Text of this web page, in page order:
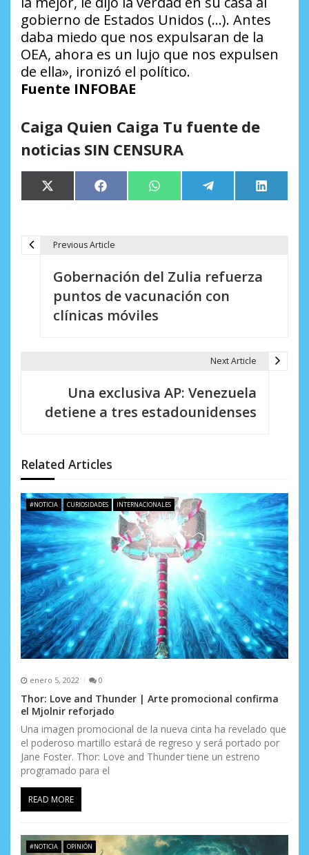
gobierno de Estados Unidos (…). Antes
daba miedo que nos expulsaran de la
OEA, ahora es un lujo que nos expulsen
de ella», ironizó el político.
Fuente INFOBAE
Caiga Quien Caiga Tu fuente de
noticias SIN CENSURA
Compartir
en
X
(Twitter)
Compartir
en
Facebook Compartir
en
WhatsApp Compartir
en
Telegram
en
LinkedIn
ó
n
d
e
e
n
t
r
a
d
a
s
Previous Article
Gobernación del Zulia refuerza
puntos de vacunación con
clínicas móviles
Next Article
Una exclusiva AP: Venezuela
detiene a tres estadounidenses
Related Articles
#NOTICIA CURIOSIDADES INTERNACIONALES
enero 5, 2022 0
Thor: Love and Thunder | Arte promocional confirma
el Mjolnir reforjado
Una imagen promocional de la nueva cinta ha revelado que
el poderoso martillo estará de regreso y será portado por
Jane Foster. Thor: Love and Thunder tiene un estreno
programado para el
READ MORE
#NOTICIA OPINIÓN